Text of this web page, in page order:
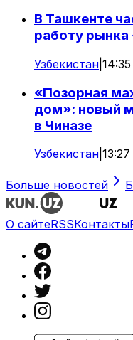
В Ташкенте
работу
Узбекистан
«Позорная
дом»: новый
в Чиназе
Узбекистан
Больше новостей
О сайтеRSSКонтакты